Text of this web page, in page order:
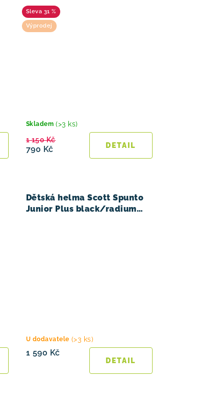
31 %
Výprodej
Skladem (>3 ks)
790 Kč
1 150 Kč
Dětská helma Scott Spunto
Junior Plus black/radium
U dodavatele (>3 ks)
1 590 Kč